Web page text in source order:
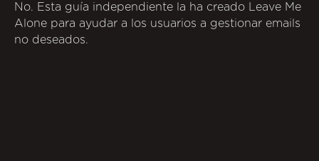
No. Esta guía independiente la ha creado Leave Me
Alone para ayudar a los usuarios a gestionar emails
no deseados.